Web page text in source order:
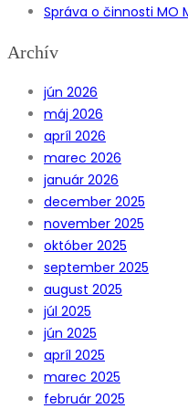
Správa o činnosti MO
Archív
jún 2026
máj 2026
apríl 2026
marec 2026
január 2026
december 2025
november 2025
október 2025
september 2025
august 2025
júl 2025
jún 2025
apríl 2025
marec 2025
február 2025